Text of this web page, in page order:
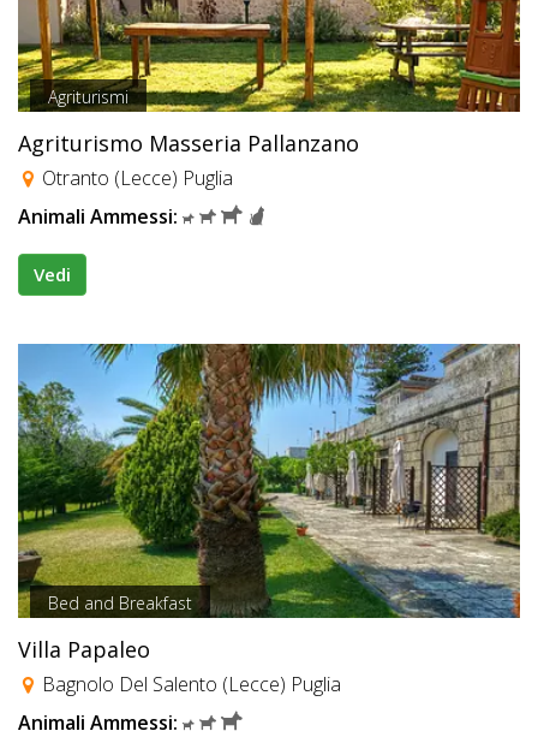
Agriturismi
Agriturismo Masseria Pallanzano
Otranto (Lecce) Puglia
Animali Ammessi:
Vedi
Bed and Breakfast
Villa Papaleo
Bagnolo Del Salento (Lecce) Puglia
Animali Ammessi: